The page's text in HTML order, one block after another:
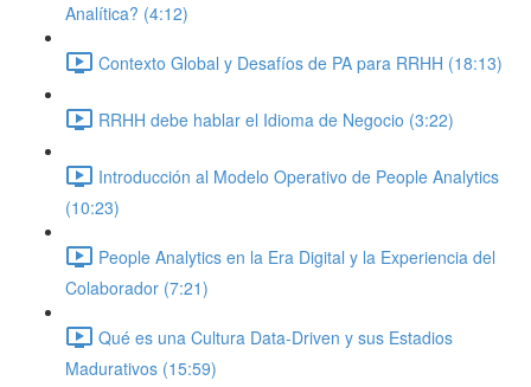
Analítica? (4:12)
Contexto Global y Desafíos de PA para RRHH (18:13)
RRHH debe hablar el Idioma de Negocio (3:22)
Introducción al Modelo Operativo de People Analytics
(10:23)
People Analytics en la Era Digital y la Experiencia del
Colaborador (7:21)
Qué es una Cultura Data-Driven y sus Estadios
Madurativos (15:59)